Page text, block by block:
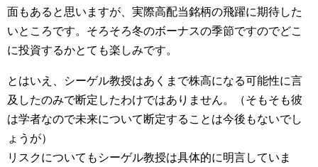
面もあると思いますが、実際高配当銘柄の飛躍に期待した
いところです。そろそろ冬のボーナスの季節ですのでどこ
に投資するかとても楽しみです。
とはいえ、シーゲル教授はあくまで株高になる可能性に言
及したのみで断定したわけではありません。（そもそも彼
は学者なので未来について断定することは今後もないでし
ょうが）
リスクについてもシーゲル教授は具体的に明言していま